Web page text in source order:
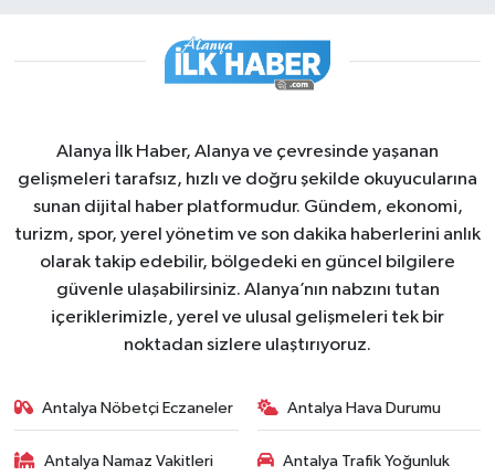
Alanya İlk Haber, Alanya ve çevresinde yaşanan
gelişmeleri tarafsız, hızlı ve doğru şekilde okuyucularına
sunan dijital haber platformudur. Gündem, ekonomi,
turizm, spor, yerel yönetim ve son dakika haberlerini anlık
olarak takip edebilir, bölgedeki en güncel bilgilere
güvenle ulaşabilirsiniz. Alanya’nın nabzını tutan
içeriklerimizle, yerel ve ulusal gelişmeleri tek bir
noktadan sizlere ulaştırıyoruz.
Antalya Nöbetçi Eczaneler Antalya Hava Durumu
Antalya Namaz Vakitleri
Antalya Trafik Yoğunluk